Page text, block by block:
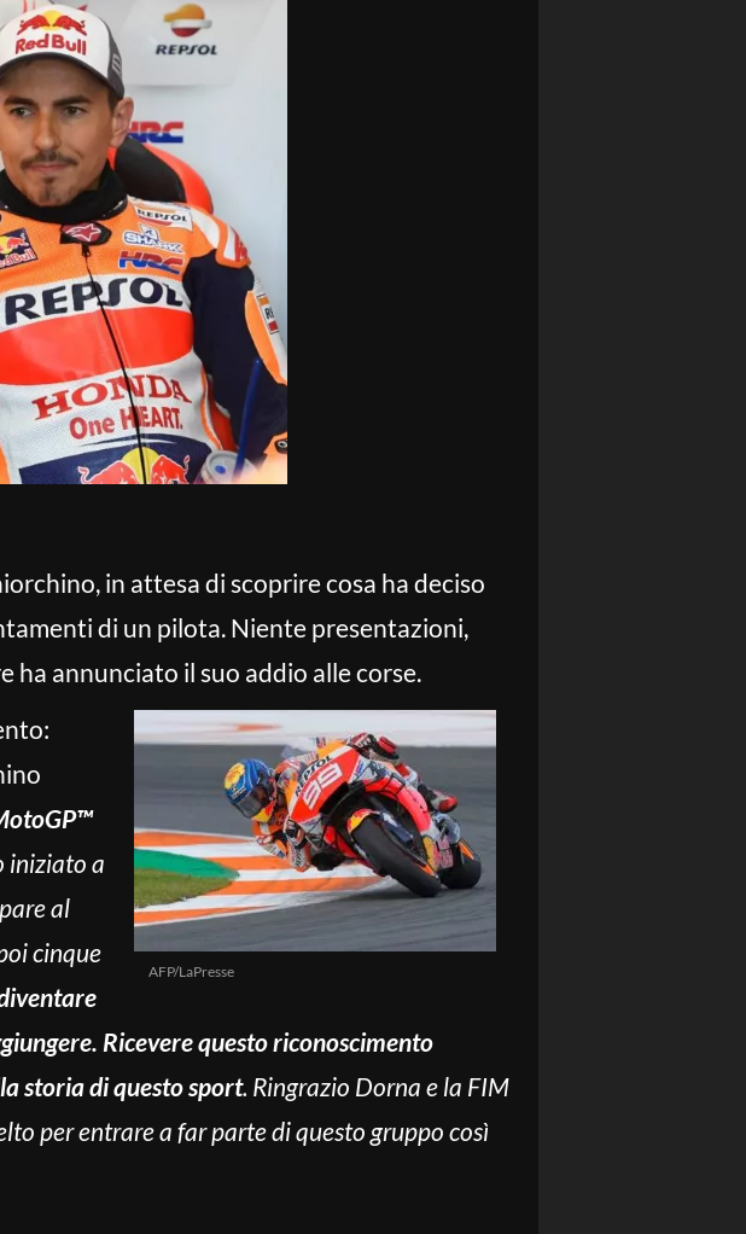
in attesa di scoprire cosa ha deciso
di un pilota. Niente presentazioni,
ha annunciato il suo addio alle corse.
AFP/LaPresse
iniziato a
al
cinque
Ricevere questo riconoscimento
storia di questo sport. Ringrazio Dorna e la FIM
per entrare a far parte di questo gruppo così